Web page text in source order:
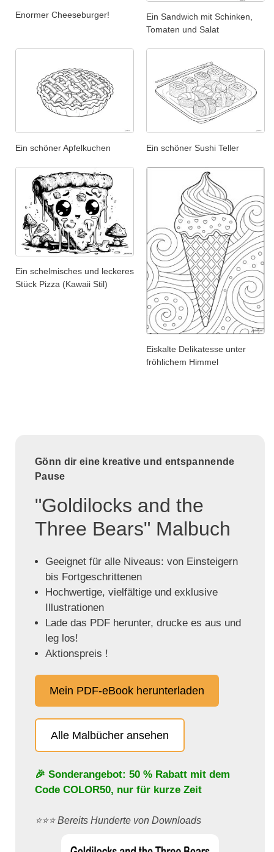
Enormer Cheeseburger!
Ein Sandwich mit Schinken,
Tomaten und Salat
Ein schöner Apfelkuchen Ein schöner Sushi Teller
Ein schelmisches und leckeres
Stück Pizza (Kawaii Stil)
Eiskalte Delikatesse unter
fröhlichem Himmel
Gönn dir eine kreative und entspannende
Pause
"Goldilocks and the
Three Bears" Malbuch
Geeignet für alle Niveaus: von Einsteigern
bis Fortgeschrittenen
Hochwertige, vielfältige und exklusive
Illustrationen
Lade das PDF herunter, drucke es aus und
leg los!
Aktionspreis !
Mein PDF-eBook herunterladen
Alle Malbücher ansehen
🎉 Sonderangebot: 50 % Rabatt mit dem
Code COLOR50, nur für kurze Zeit
⭐️⭐️⭐️ Bereits Hunderte von Downloads